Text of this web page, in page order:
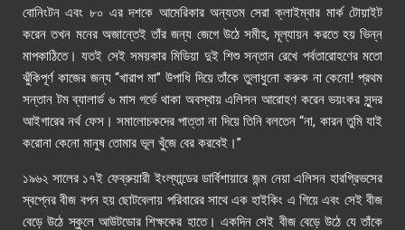
বোনিংটন এবং ৮০ এর দশকে আমেরিকার অন্যতম সেরা ক্লাইম্বার মার্ক টোয়াইট
করেন তখন মনের অজান্তেই তাঁর জন্য জেগে উঠে সমীহ, মূল্যায়ন করতে হয় ভিন্ন
মাপকাঠিতে। যতই সেই সময়কার মিডিয়া দুই শিশু সন্তান রেখে পর্বতারোহণের মতো
ঝুঁকিপূর্ণ কাজের জন্য “খারাপ মা” উপাধি দিয়ে তাঁকে তুলাধুনো করুক না কেনো! প্রথম
সন্তান টম ব্যালার্ড ৬ মাস গর্ভে থাকা অবস্থায় এলিসন আরোহণ করেন ভয়ংকর সুন্দর
আইগারের নর্থ ফেস। সমালোচকদের পাত্তা না দিয়ে তিনি বলতেন “না, কারন তুমি যাই
করোনা কেনো মানুষ তোমার ভূল খুঁজে বের করবেই।”
১৯৬২ সালের ১৭ই ফেব্রুয়ারী ইংল্যান্ডের ডার্বিশায়ারে জন্ম নেয়া এলিসন হারগ্রিভসের
স্বপ্নের বীজ বপন হয় ছোটবেলায় পরিবারের সাথে এক হাইকিং এ গিয়ে এবং সেই বীজ
বেড়ে উঠে স্কুলে আউটডোর শিক্ষকের হাতে। একদিন সেই বীজ বেড়ে উঠে যে তাঁকে